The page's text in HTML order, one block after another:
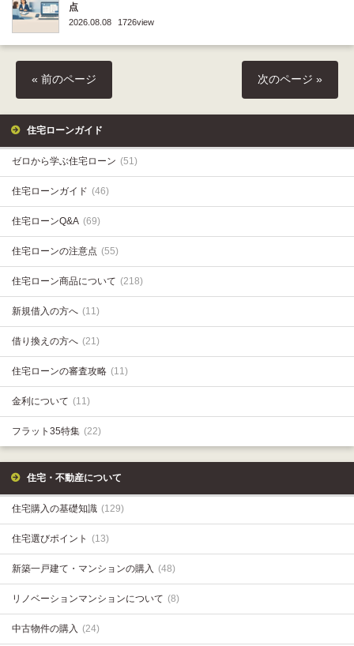
点
2026.08.08 1726view
« 前のページ 次のページ »
住宅ローンガイド
ゼロから学ぶ住宅ローン (51)
住宅ローンガイド (46)
住宅ローンQ&A (69)
住宅ローンの注意点 (55)
住宅ローン商品について (218)
新規借入の方へ (11)
借り換えの方へ (21)
住宅ローンの審査攻略 (11)
金利について (11)
フラット35特集 (22)
住宅・不動産について
住宅購入の基礎知識 (129)
住宅選びポイント (13)
新築一戸建て・マンションの購入 (48)
リノベーションマンションについて (8)
中古物件の購入 (24)